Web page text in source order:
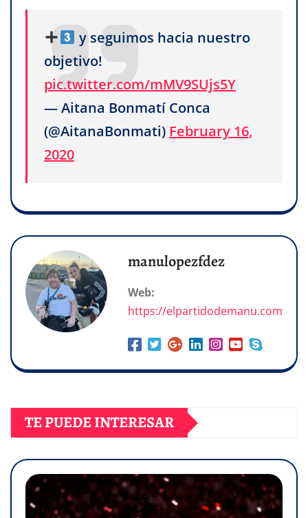
y seguimos hacia nuestro
objetivo!
pic.twitter.com/mMV9SUjs5Y
— Aitana Bonmatí Conca
(@AitanaBonmati) February 16,
2020
manulopezfdez
Web:
https://elpartidodemanu.com
TE PUEDE INTERESAR